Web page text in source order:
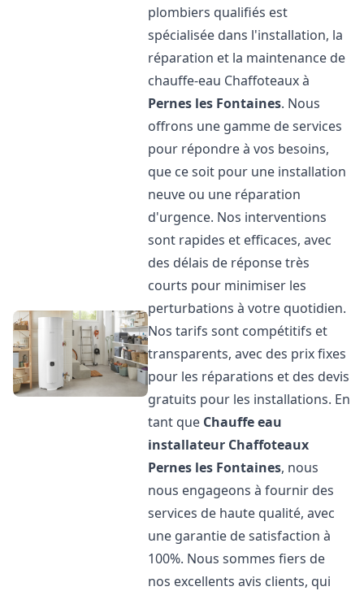
plombiers qualifiés est
spécialisée dans l'installation, la
réparation et la maintenance de
chauffe-eau Chaffoteaux à
Pernes les Fontaines. Nous
offrons une gamme de services
pour répondre à vos besoins,
que ce soit pour une installation
neuve ou une réparation
d'urgence. Nos interventions
sont rapides et efficaces, avec
des délais de réponse très
courts pour minimiser les
perturbations à votre quotidien.
Nos tarifs sont compétitifs et
transparents, avec des prix fixes
pour les réparations et des devis
gratuits pour les installations. En
tant que Chauffe eau
installateur Chaffoteaux
Pernes les Fontaines, nous
nous engageons à fournir des
services de haute qualité, avec
une garantie de satisfaction à
100%. Nous sommes fiers de
nos excellents avis clients, qui